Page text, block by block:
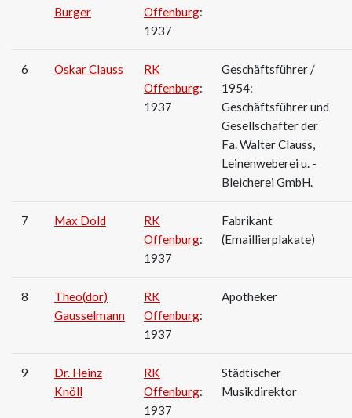
Burger Offenburg:
1937
6 Oskar Clauss
RK
Offenburg:
1937
Geschäftsführer /
1954:
Geschäftsführer und
Gesellschafter der
Fa. Walter Clauss,
Leinenweberei u. -
Bleicherei GmbH.
7 Max Dold
RK
Offenburg:
1937
Fabrikant
(Emaillierplakate)
8
Theo(dor)
Gausselmann
RK
Offenburg:
1937
Apotheker
9
Dr. Heinz
Knöll
RK
Offenburg:
1937
Städtischer
Musikdirektor